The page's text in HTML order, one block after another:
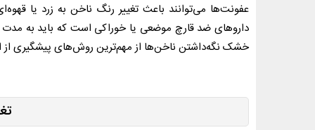
عفونت‌ها می‌توانند باعث تغییر رنگ ناخن به زرد یا
داروهای ضد قارچ موضعی یا خوراکی است که باید به
خشک نگه‌داشتن ناخن‌ها از مهم‌ترین روش‌های پیشگیری